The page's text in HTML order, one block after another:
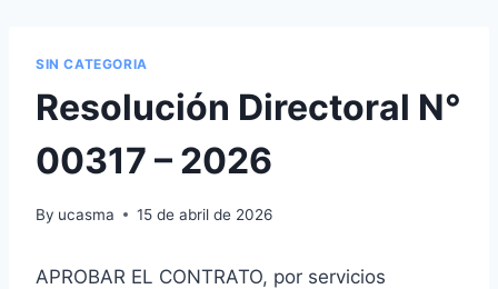
SIN CATEGORIA
Resolución Directoral N°
00317 – 2026
By ucasma 15 de abril de 2026
APROBAR EL CONTRATO, por servicios